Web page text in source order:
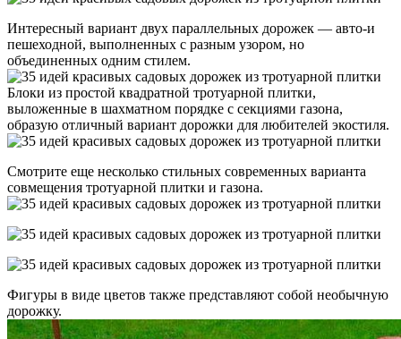
Интересный вариант двух параллельных дорожек — авто-и
пешеходной, выполненных с разным узором, но
объединенных одним стилем.
Блоки из простой квадратной тротуарной плитки,
выложенные в шахматном порядке с секциями газона,
образую отличный вариант дорожки для любителей экостиля.
Смотрите еще несколько стильных современных варианта
совмещения тротуарной плитки и газона.
Фигуры в виде цветов также представляют собой необычную
дорожку.